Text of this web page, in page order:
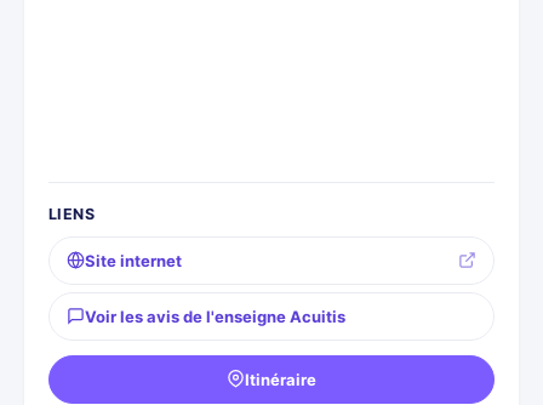
LIENS
Site internet
Voir les avis de l'enseigne Acuitis
Itinéraire